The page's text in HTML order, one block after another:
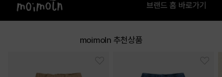
moimoln 추천상품